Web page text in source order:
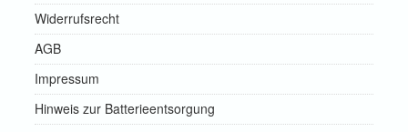
Widerrufsrecht
AGB
Impressum
Hinweis zur Batterieentsorgung